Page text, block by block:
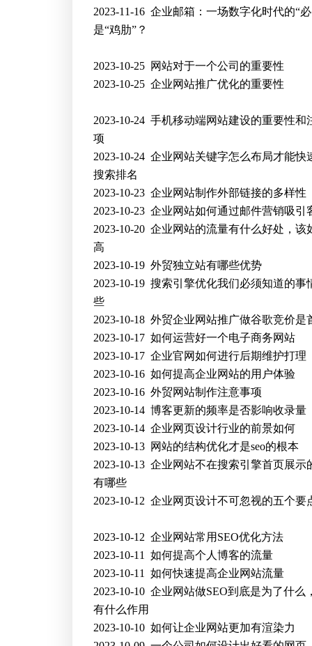
2023-11-16企业邮箱：一场数字化时代的“
是“鸡肋”？
2023-10-25 网站对于一个公司的重要性
2023-10-25企业网站推广优化的重要性
2023-10-24手机移动端网站建设的重要性和
项
2023-10-24企业网站关键字怎么布局才能快
搜索排名
2023-10-23企业网站制作外部链接的多样性
2023-10-23企业网站如何通过邮件营销吸引
2023-10-20企业网站的流量有什么好处，该
高
2023-10-19外贸独立站有哪些优势
2023-10-19搜索引擎优化我们必须知道的事
些
2023-10-18外贸企业网站推广做谷歌竞价是
2023-10-17如何运营好一个电子商务网站
2023-10-17企业官网如何进行后期维护打理
2023-10-16如何提高企业网站的用户体验
2023-10-16外贸网站制作注意事项
2023-10-14博客更新的频率是否影响收录量
2023-10-14企业网页设计行业的前景如何
2023-10-13 网站的结构优化才是seo的根本
2023-10-13企业网站不在搜索引擎首页展示
有哪些
2023-10-12企业网页设计不可忽视的五个要
2023-10-12企业网站常用SEO优化方法
2023-10-11如何提高个人博客的流量
2023-10-11如何快速提高企业网站流量
2023-10-10企业网站做SEO到底是为了什么
有什么作用
2023-10-10如何让企业网站更加有渲染力